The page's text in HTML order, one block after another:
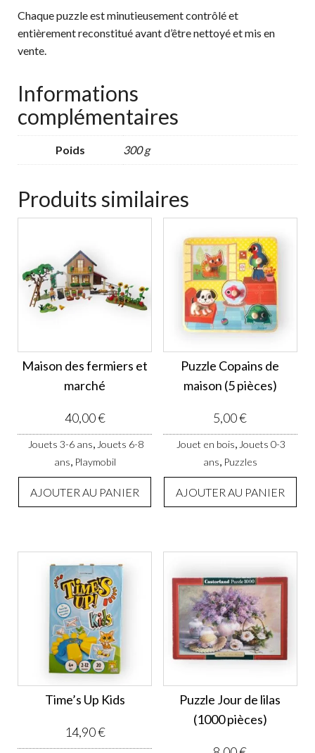
Chaque puzzle est minutieusement contrôlé et
entièrement reconstitué avant d’être nettoyé et mis en
vente.
Informations
complémentaires
Poids 300 g
Produits similaires
Maison des fermiers et
marché
40,00€
Jouets 3-6 ans Jouets 6-8
ans Playmobil
AJOUTER AU PANIER
Puzzle Copains de
maison (5 pièces)
5,00€
Jouet en bois Jouets 0-3
ans Puzzles
AJOUTER AU PANIER
Time’s Up Kids
14,90€
Puzzle Jour de lilas
(1000 pièces)